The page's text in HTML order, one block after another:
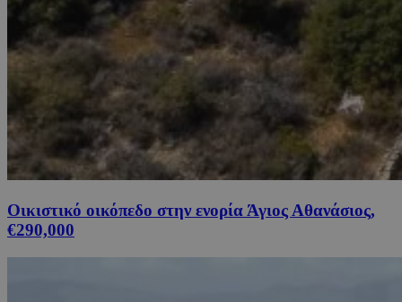
Οικιστικό οικόπεδο στην ενορία Άγιος Αθανάσιος,
€290,000